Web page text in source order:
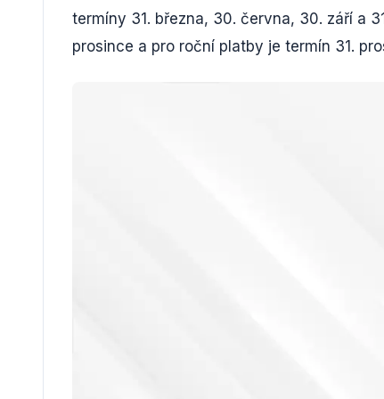
termíny 31. března, 30. června, 30. září a
prosince a pro roční platby je termín 31.